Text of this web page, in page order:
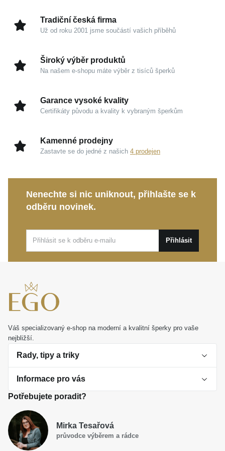
tak, aby podtrhl vaši přirozenou krásu a dal se bez
námahy kombinovat s dalšími doplňky z vaší sbírky.
Kouzlo v detailech
variabilitu při ladění s ostatními šperky.
nikdy nevyjde z módy.
Zářivý lesk: Precizně leštěná povrchová úprava
zajišťuje, že prsten jemně upoutá pozornost svým
Tento výjimečný šperk je ideální volbou pro
každodenní nošení i jako nádherný osobní dárek k
nezapomenutelné příležitosti. NechteMOISS prsten
a těšte se z jeho nadčasové krásy každý den.
Tradiční česká firma
Už od roku 2001 jsme součástí vašich příběhů
Široký výběr produktů
Na našem e-shopu máte výběr z tisíců šperků
Garance vysoké kvality
Certifikáty původu a kvality k vybraným šperkům
Kamenné prodejny
Zastavte se do jedné z našich 4 prodejen
Nenechte si nic uniknout, přihlašte se k
odběru novinek.
Přihlásit
Váš specializovaný e-shop na moderní a kvalitní šperky pro vaše
nejbližší.
Rady, tipy a triky
O perlách
Jak vybrat perlový šperk
Dárková inspirace
Smaltované a korálkové šperky jako trend
Informace pro vás
Obchodní podmínky
Reklamační řád
Potřebujete poradit?
Mirka Tesařová
průvodce výběrem a rádce